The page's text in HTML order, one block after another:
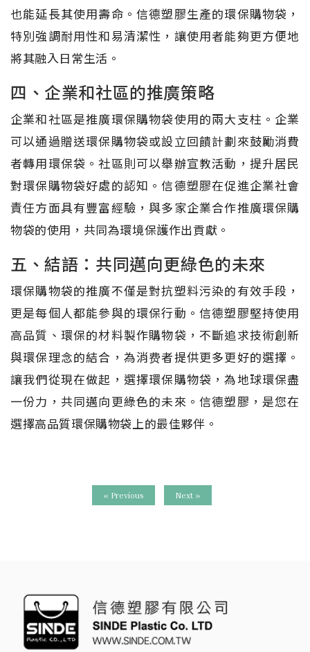
也能延長其使用壽命。信德塑膠生產的環保購物袋，
特別強調耐用性和易清潔性，讓使用者能夠更方便地
將其融入日常生活。
四、企業和社區的推廣策略
企業和社區是推廣環保購物袋使用的兩大支柱。企業
可以通過贈送環保購物袋或設立回饋計劃來鼓勵消費
者轉用環保袋。社區則可以舉辦宣教活動，提升居民
對環保購物袋好處的認知。信德塑膠在促進企業社會
責任方面具有豐富經驗，與多家企業合作推廣環保購
物袋的使用，共同為環境保護作出貢獻。
五、結語：共同邁向更綠色的未來
環保購物袋的推廣不僅是對抗塑料污染的有效手段，
更是每個人都能參與的環保行動。信德塑膠堅持使用
高品質、環保的材料製作購物袋，不斷追求技術創新
與環保理念的結合，為消费者提供更多更好的選擇。
讓我們從現在做起，選擇環保購物袋，為地球環保盡
一份力，共同邁向更綠色的未來。信德塑膠，是您在
選擇高品質環保購物袋上的最佳夥伴。
« Previous Next »